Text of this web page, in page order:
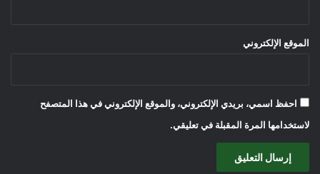
الموقع الإلكتروني
احفظ اسمي، بريدي الإلكتروني، والموقع الإلكتروني في هذا المتصفح
لاستخدامها المرة المقبلة في تعليقي.